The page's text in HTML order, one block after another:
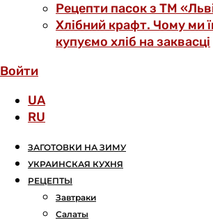
Рецепти пасок з ТМ
Хлібний крафт. Чому ми
купуємо хліб на заквасці
Войти
UA
RU
ЗАГОТОВКИ НА ЗИМУ
УКРАИНСКАЯ КУХНЯ
РЕЦЕПТЫ
Завтраки
Салаты